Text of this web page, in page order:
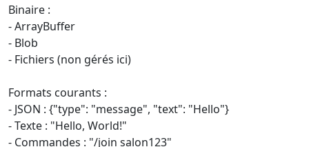
Binaire :
- ArrayBuffer
- Blob
- Fichiers (non gérés ici)
Formats courants :
- JSON : {"type": "message", "text": "Hello"}
- Texte : "Hello, World!"
- Commandes : "/join salon123"